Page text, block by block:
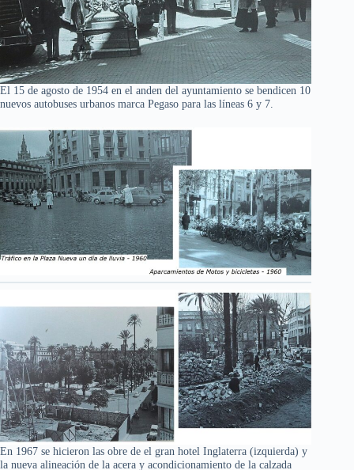
El 15 de agosto de 1954 en el anden del ayuntamiento se bendicen 10
nuevos autobuses urbanos marca Pegaso para las líneas 6 y 7.
En 1967 se hicieron las obre de el gran hotel Inglaterra (izquierda) y
la nueva alineación de la acera y acondicionamiento de la calzada